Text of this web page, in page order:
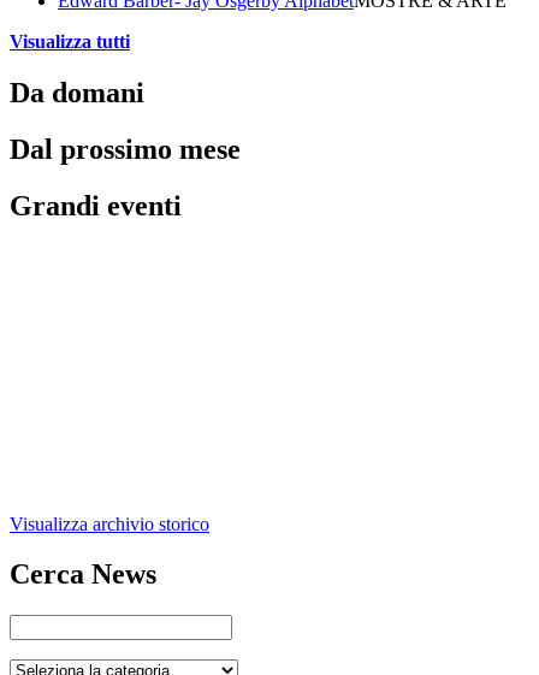
Visualizza tutti
Da domani
Dal prossimo mese
Grandi eventi
Visualizza archivio storico
Cerca News